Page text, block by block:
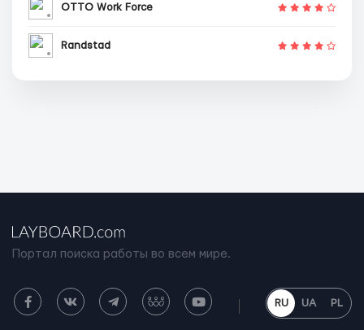
OTTO Work Force
Randstad
Портал поиска работы во всем мире.
RU UA PL